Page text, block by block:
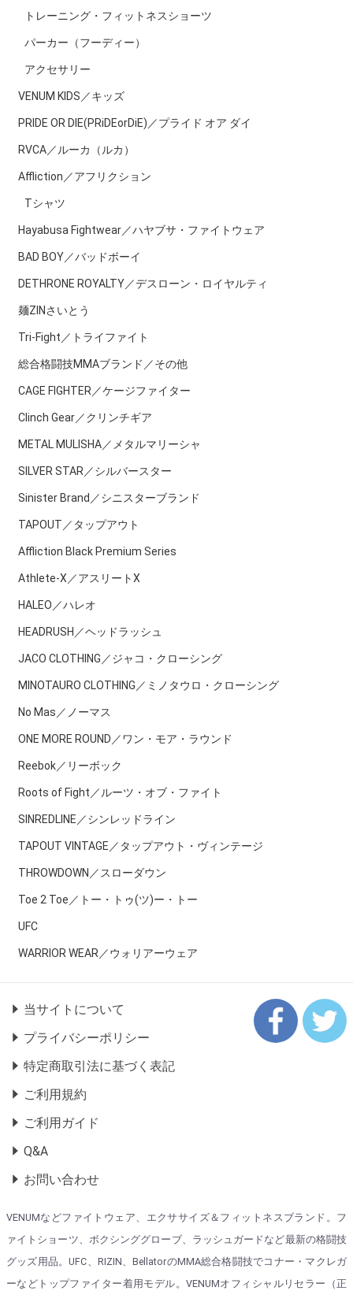
トレーニング・フィットネスショーツ
パーカー（フーディー）
アクセサリー
VENUM KIDS／キッズ
PRIDE OR DIE(PRiDEorDiE)／プライド オア ダイ
RVCA／ルーカ（ルカ）
Affliction／アフリクション
Tシャツ
Hayabusa Fightwear／ハヤブサ・ファイトウェア
BAD BOY／バッドボーイ
DETHRONE ROYALTY／デスローン・ロイヤルティ
麺ZINさいとう
Tri-Fight／トライファイト
総合格闘技MMAブランド／その他
CAGE FIGHTER／ケージファイター
Clinch Gear／クリンチギア
METAL MULISHA／メタルマリーシャ
SILVER STAR／シルバースター
Sinister Brand／シニスターブランド
TAPOUT／タップアウト
Affliction Black Premium Series
Athlete-X／アスリートX
HALEO／ハレオ
HEADRUSH／ヘッドラッシュ
JACO CLOTHING／ジャコ・クローシング
MINOTAURO CLOTHING／ミノタウロ・クローシング
No Mas／ノーマス
ONE MORE ROUND／ワン・モア・ラウンド
Reebok／リーボック
Roots of Fight／ルーツ・オブ・ファイト
SINREDLINE／シンレッドライン
TAPOUT VINTAGE／タップアウト・ヴィンテージ
THROWDOWN／スローダウン
Toe 2 Toe／トー・トゥ(ツ)ー・トー
UFC
WARRIOR WEAR／ウォリアーウェア
当サイトについて
プライバシーポリシー
特定商取引法に基づく表記
ご利用規約
ご利用ガイド
Q&A
お問い合わせ
VENUMなどファイトウェア、エクササイズ＆フィットネスブランド。フ
ァイトショーツ、ボクシンググローブ、ラッシュガードなど最新の格闘技
グッズ用品。UFC、RIZIN、BellatorのMMA総合格闘技でコナー・マクレガ
ーなどトップファイター着用モデル。VENUMオフィシャルリセラー（正